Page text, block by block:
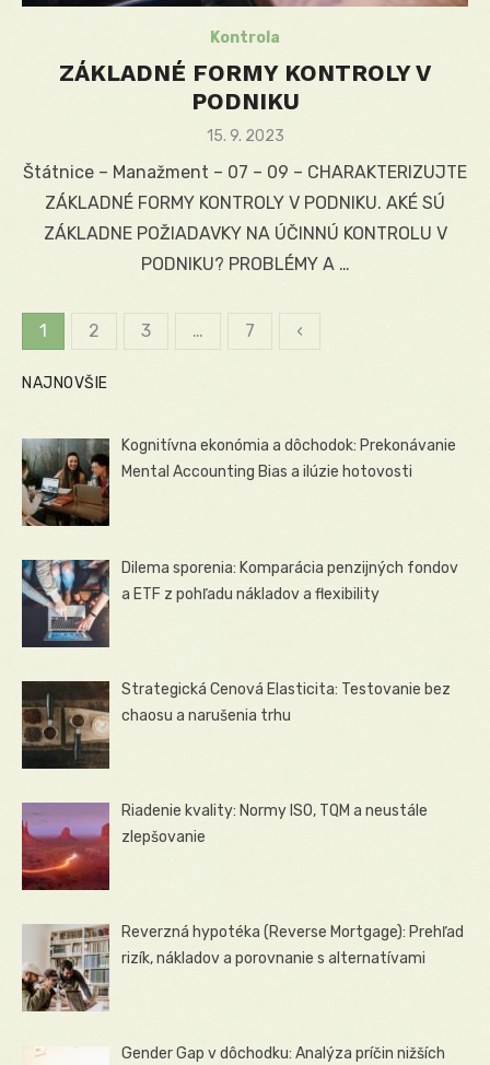
Kontrola
ZÁKLADNÉ FORMY KONTROLY V
PODNIKU
Posted
15. 9. 2023
Štátnice – Manažment – 07 – 09 – CHARAKTERIZUJTE
ZÁKLADNÉ FORMY KONTROLY V PODNIKU. AKÉ SÚ
ZÁKLADNE POŽIADAVKY NA ÚČINNÚ KONTROLU V
PODNIKU? PROBLÉMY A …
Stránkovanie
príspevkov
1 2 3 … 7 ‹
NAJNOVŠIE
Kognitívna ekonómia a dôchodok: Prekonávanie
Mental Accounting Bias a ilúzie hotovosti
Dilema sporenia: Komparácia penzijných fondov
a ETF z pohľadu nákladov a flexibility
Strategická Cenová Elasticita: Testovanie bez
chaosu a narušenia trhu
Riadenie kvality: Normy ISO, TQM a neustále
zlepšovanie
Reverzná hypotéka (Reverse Mortgage): Prehľad
rizík, nákladov a porovnanie s alternatívami
Gender Gap v dôchodku: Analýza príčin nižších